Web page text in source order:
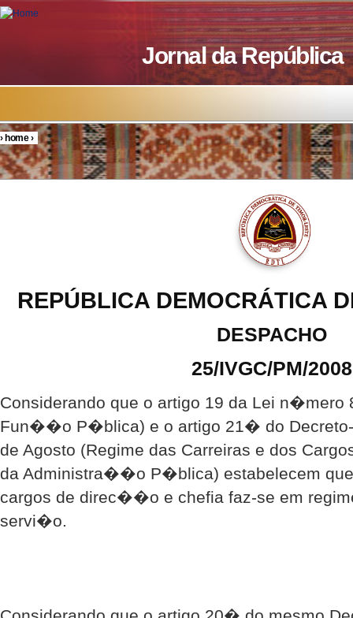
Skip to main content
Jornal da República
You are here
›home›
REPÚBLICA DEMOCRÁTICA
DESPACHO
25/IVGC/PM/2008
Considerando que o artigo 19 da Lei n�mero
Fun��o P�blica) e o artigo 21� do
de Agosto (Regime das Carreiras e dos
da Administra��o P�blica) estabelecem
cargos de direc��o e chefia faz-se em
servi�o.